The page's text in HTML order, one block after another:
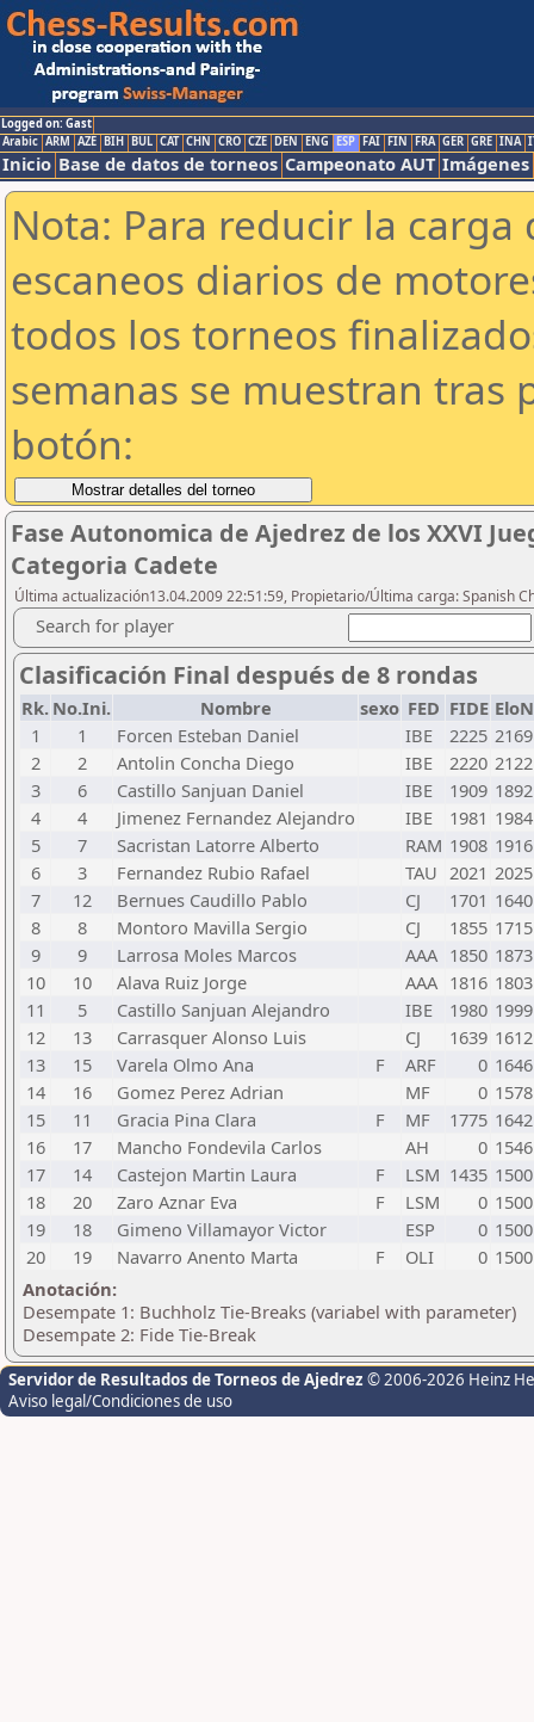
Logged on: Gast
Arabic ARM AZE BIH BUL CAT CHN CRO CZE DEN ENG ESP FAI FIN FRA GER GRE INA
Inicio Base de datos de torneos Campeonato AUT Imágenes
Nota: Para reducir la
escaneos diarios de
todos los torneos
semanas se muestran tras
botón:
Fase Autonomica de Ajedrez de los XXVI
Categoria Cadete
Última actualización13.04.2009 22:51:59, Propietario/Última carga: Spanish
Search for player
Clasificación Final después de 8 rondas
Rk. No.Ini. Nombre sexo FED FIDE EloN
1
1 Forcen Esteban Daniel IBE 2225 2169
2
2 Antolin Concha Diego IBE 2220 2122
3
6 Castillo Sanjuan Daniel IBE 1909 1892
4
4 Jimenez Fernandez Alejandro IBE 1981 1984
5
7 Sacristan Latorre Alberto RAM 1908 1916
6
3 Fernandez Rubio Rafael TAU 2021 2025
7
12 Bernues Caudillo Pablo CJ 1701 1640
8
8 Montoro Mavilla Sergio CJ 1855 1715
9
9 Larrosa Moles Marcos AAA 1850 1873
10
10 Alava Ruiz Jorge AAA 1816 1803
11
5 Castillo Sanjuan Alejandro IBE 1980 1999
12
13 Carrasquer Alonso Luis CJ 1639 1612
13
15 Varela Olmo Ana F ARF 0 1646
14
16 Gomez Perez Adrian MF 0 1578
15
11 Gracia Pina Clara F MF 1775 1642
16
17 Mancho Fondevila Carlos AH 0 1546
17
14 Castejon Martin Laura F LSM 1435 1500
18
20 Zaro Aznar Eva F LSM 0 1500
19
18 Gimeno Villamayor Victor ESP 0 1500
20
19 Navarro Anento Marta F OLI 0 1500
Anotación:
Desempate 1: Buchholz Tie-Breaks (variabel with parameter)
Desempate 2: Fide Tie-Break
Servidor de Resultados de Torneos de Ajedrez © 2006-2026 Heinz
Aviso legal/Condiciones de uso